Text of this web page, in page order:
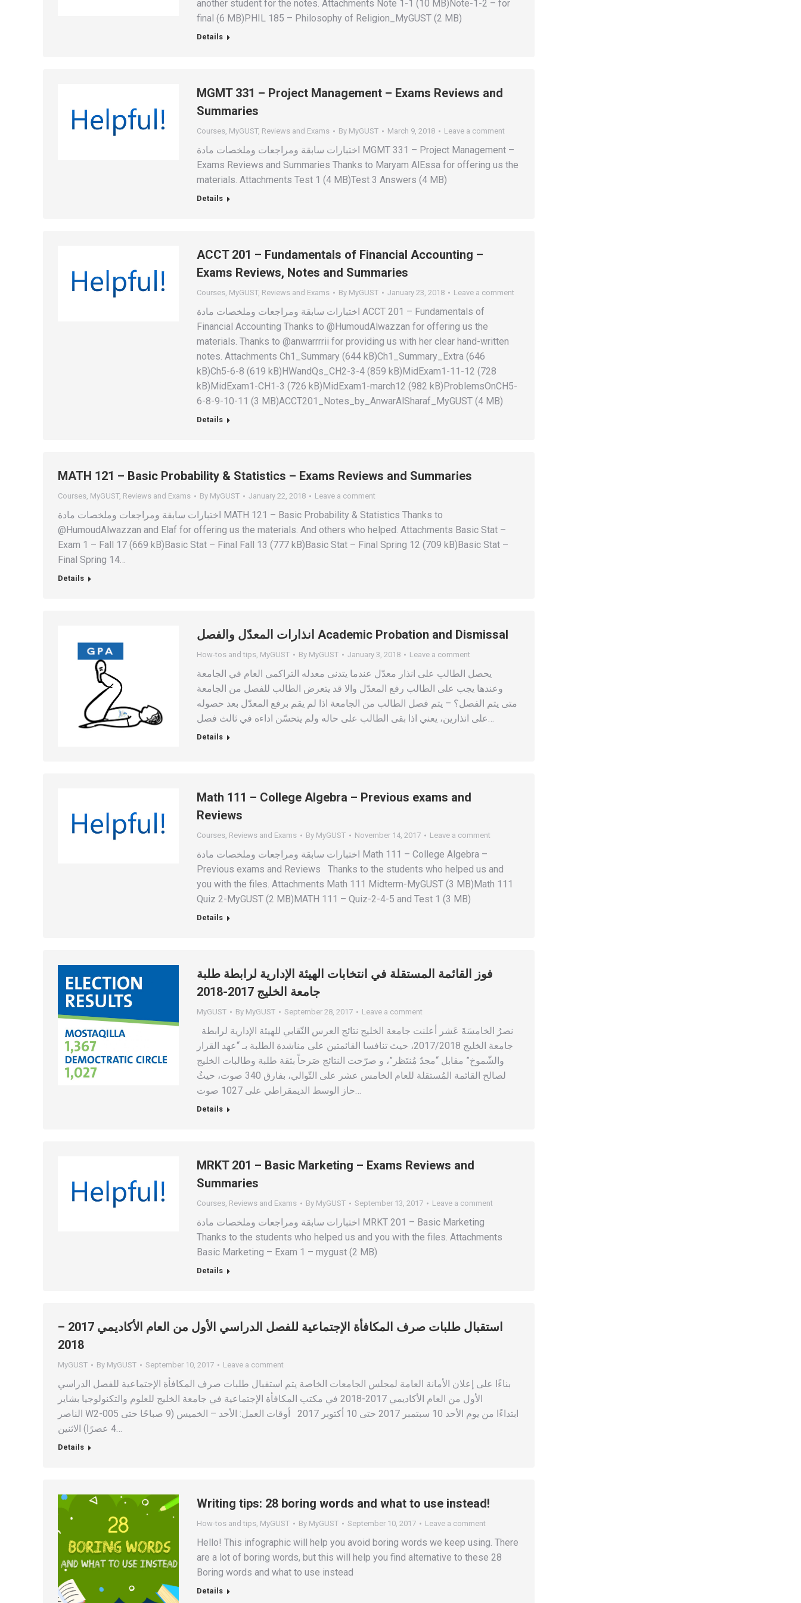
another student for the notes. Attachments Note 1-1 (10 MB)Note-1-2 – for
final (6 MB)PHIL 185 – Philosophy of Religion_MyGUST (2 MB)
Details
MGMT 331 – Project Management – Exams Reviews and
Summaries
Courses, MyGUST, Reviews and Exams By MyGUST March 9, 2018 Leave a comment
اختبارات سابقة ومراجعات وملخصات مادة MGMT 331 – Project Management –
Exams Reviews and Summaries Thanks to Maryam AlEssa for offering us the
materials. Attachments Test 1 (4 MB)Test 3 Answers (4 MB)
Details
ACCT 201 – Fundamentals of Financial Accounting –
Exams Reviews, Notes and Summaries
Courses, MyGUST, Reviews and Exams By MyGUST January 23, 2018 Leave a comment
اختبارات سابقة ومراجعات وملخصات مادة ACCT 201 – Fundamentals of
Financial Accounting Thanks to @HumoudAlwazzan for offering us the
materials. Thanks to @anwarrrrii for providing us with her clear hand-written
notes. Attachments Ch1_Summary (644 kB)Ch1_Summary_Extra (646
kB)Ch5-6-8 (619 kB)HWandQs_CH2-3-4 (859 kB)MidExam1-11-12 (728
kB)MidExam1-CH1-3 (726 kB)MidExam1-march12 (982 kB)ProblemsOnCH5-
6-8-9-10-11 (3 MB)ACCT201_Notes_by_AnwarAlSharaf_MyGUST (4 MB)
Details
MATH 121 – Basic Probability & Statistics – Exams Reviews and Summaries
Courses, MyGUST, Reviews and Exams By MyGUST January 22, 2018 Leave a comment
اختبارات سابقة ومراجعات وملخصات مادة MATH 121 – Basic Probability & Statistics Thanks to
@HumoudAlwazzan and Elaf for offering us the materials. And others who helped. Attachments Basic Stat –
Exam 1 – Fall 17 (669 kB)Basic Stat – Final Fall 13 (777 kB)Basic Stat – Final Spring 12 (709 kB)Basic Stat –
Final Spring 14…
Details
انذارات المعدّل والفصل Academic Probation and Dismissal
How-tos and tips, MyGUST By MyGUST January 3, 2018 Leave a comment
يحصل الطالب على انذار معدّل عندما يتدنى معدله التراكمي العام في الجامعة
وعندها يجب على الطالب رفع المعدّل والا قد يتعرض الطالب للفصل من الجامعة
متى يتم الفصل؟ – يتم فصل الطالب من الجامعة اذا لم يقم برفع المعدّل بعد حصوله
على انذارين، يعني اذا بقى الطالب على حاله ولم يتحسّن اداءه في ثالث فصل…
Details
Math 111 – College Algebra – Previous exams and
Reviews
Courses, Reviews and Exams By MyGUST November 14, 2017 Leave a comment
اختبارات سابقة ومراجعات وملخصات مادة Math 111 – College Algebra –
Previous exams and Reviews Thanks to the students who helped us and
you with the files. Attachments Math 111 Midterm-MyGUST (3 MB)Math 111
Quiz 2-MyGUST (2 MB)MATH 111 – Quiz-2-4-5 and Test 1 (3 MB)
Details
فوز القائمة المستقلة في انتخابات الهيئة الإدارية لرابطة طلبة
جامعة الخليج 2017-2018
MyGUST By MyGUST September 28, 2017 Leave a comment
جامعة الخليج 2017/2018، حيث تنافسا القائمتين على مناشدة الطلبة بـ “عهد القرار
والشّموخ” مقابل “مجدٌ مُنتَظر”، و صرّحت النتائج صَرحاً بثقة طلبة وطالبات الخليج
لصالح القائمة المُستقلة للعام الخامس عشر على التّوالي، بفارق 340 صوت، حيثُ
Details
MRKT 201 – Basic Marketing – Exams Reviews and
Summaries
Courses, Reviews and Exams By MyGUST September 13, 2017 Leave a comment
اختبارات سابقة ومراجعات وملخصات مادة MRKT 201 – Basic Marketing
Thanks to the students who helped us and you with the files. Attachments
Basic Marketing – Exam 1 – mygust (2 MB)
Details
استقبال طلبات صرف المكافأة الإجتماعية للفصل الدراسي الأول من العام الأكاديمي 2017 –
2018
MyGUST By MyGUST September 10, 2017 Leave a comment
بناءًا على إعلان الأمانة العامة لمجلس الجامعات الخاصة يتم استقبال طلبات صرف المكافأة الإجتماعية للفصل الدراسي
الأول من العام الأكاديمي 2017-2018 في مكتب المكافأة الإجتماعية في جامعة الخليج للعلوم والتكنولوجيا بشاير
الناصر W2-005 ابتداءًا من يوم الأحد 10 سبتمبر 2017 حتى 10 أكتوبر 2017 أوقات العمل: الأحد – الخميس (9 صباحًا حتى
Details
Writing tips: 28 boring words and what to use instead!
How-tos and tips, MyGUST By MyGUST September 10, 2017 Leave a comment
Hello! This infographic will help you avoid boring words we keep using. There
are a lot of boring words, but this will help you find alternative to these 28
Boring words and what to use instead
Details